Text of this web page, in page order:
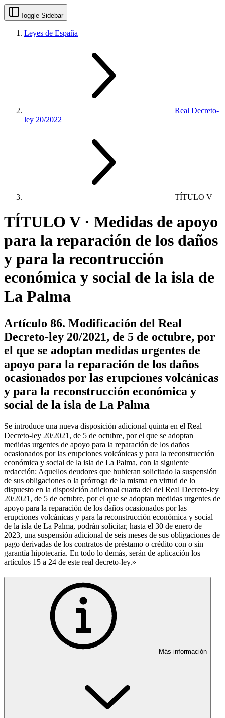
Toggle Sidebar
Leyes de España
Real Decreto-
ley 20/2022
TÍTULO V
TÍTULO V · Medidas de apoyo
para la reparación de los daños
y para la recontrucción
económica y social de la isla de
La Palma
Artículo 86. Modificación del Real
Decreto-ley 20/2021, de 5 de octubre, por
el que se adoptan medidas urgentes de
apoyo para la reparación de los daños
ocasionados por las erupciones volcánicas
y para la reconstrucción económica y
social de la isla de La Palma
Se introduce una nueva disposición adicional quinta en el Real
Decreto-ley 20/2021, de 5 de octubre, por el que se adoptan
medidas urgentes de apoyo para la reparación de los daños
ocasionados por las erupciones volcánicas y para la reconstrucción
económica y social de la isla de La Palma, con la siguiente
redacción: Aquellos deudores que hubieran solicitado la suspensión
de sus obligaciones o la prórroga de la misma en virtud de lo
dispuesto en la disposición adicional cuarta del del Real Decreto-ley
20/2021, de 5 de octubre, por el que se adoptan medidas urgentes de
apoyo para la reparación de los daños ocasionados por las
erupciones volcánicas y para la reconstrucción económica y social
de la isla de La Palma, podrán solicitar, hasta el 30 de enero de
2023, una suspensión adicional de seis meses de sus obligaciones de
pago derivadas de los contratos de préstamo o crédito con o sin
garantía hipotecaria. En todo lo demás, serán de aplicación los
artículos 15 a 24 de este real decreto-ley.»
Más información